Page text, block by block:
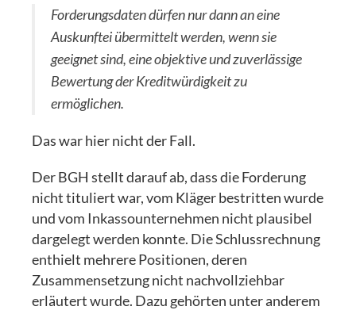
Forderungsdaten dürfen nur dann an eine
Auskunftei übermittelt werden, wenn sie
geeignet sind, eine objektive und zuverlässige
Bewertung der Kreditwürdigkeit zu
ermöglichen.
Das war hier nicht der Fall.
Der BGH stellt darauf ab, dass die Forderung
nicht tituliert war, vom Kläger bestritten wurde
und vom Inkassounternehmen nicht plausibel
dargelegt werden konnte. Die Schlussrechnung
enthielt mehrere Positionen, deren
Zusammensetzung nicht nachvollziehbar
erläutert wurde. Dazu gehörten unter anderem